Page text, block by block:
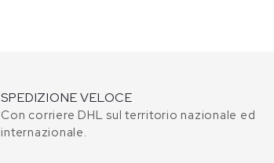
SPEDIZIONE VELOCE
Con corriere DHL sul territorio nazionale ed
internazionale.